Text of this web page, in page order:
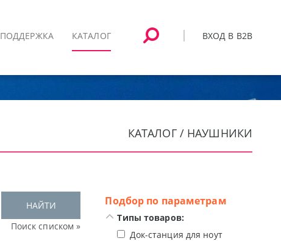
ВХОД В B2B
ПОДДЕРЖКА КАТАЛОГ
КАТАЛОГ / НАУШНИКИ
НАЙТИ
Поиск списком »
Подбор по параметрам
Типы товаров:
Док-станция для ноутбука